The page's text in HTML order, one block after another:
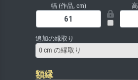
幅 (作品, cm)
追加の縁取り
0 cm の縁取り
額縁